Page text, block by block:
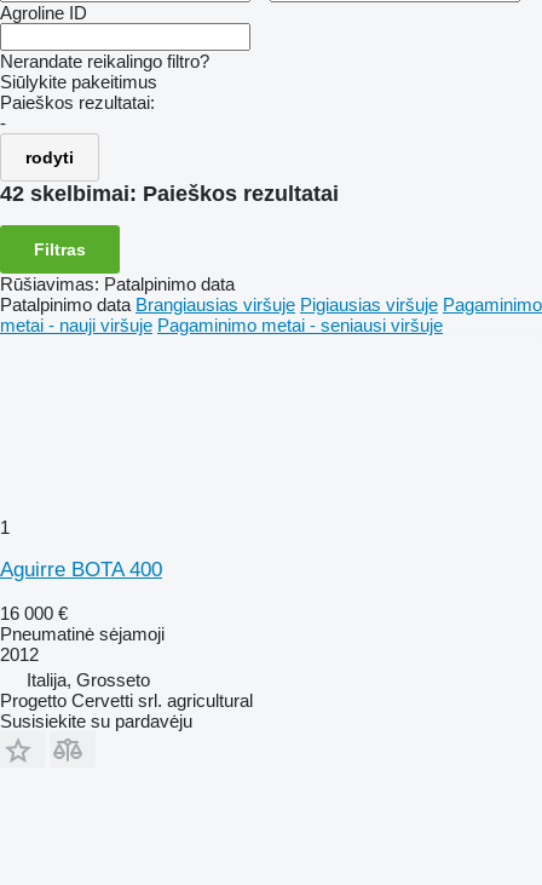
Agroline ID
Nerandate reikalingo filtro?
Siūlykite pakeitimus
Paieškos rezultatai:
-
rodyti
42 skelbimai: Paieškos rezultatai
Filtras
Rūšiavimas: Patalpinimo data
Patalpinimo data Brangiausias viršuje Pigiausias viršuje Pagaminimo
metai - nauji viršuje Pagaminimo metai - seniausi viršuje
1
Aguirre BOTA 400
16 000 €
Pneumatinė sėjamoji
2012
Italija, Grosseto
Progetto Cervetti srl. agricultural
Susisiekite su pardavėju